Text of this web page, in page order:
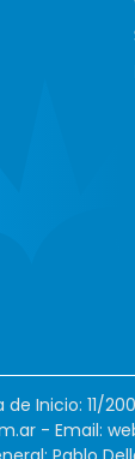
Inicio: 11/
- Email: